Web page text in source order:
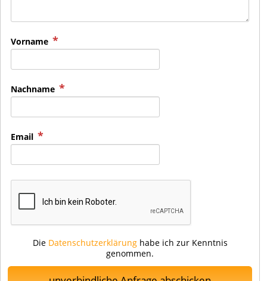
Vorname
Nachname
Email
Die Datenschutzerklärunghabe ich zur Kenntnis
genommen.